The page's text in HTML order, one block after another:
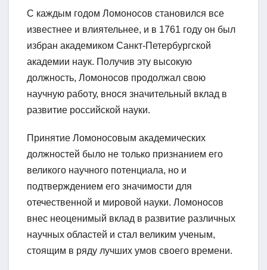
С каждым годом Ломоносов становился все
известнее и влиятельнее, и в 1761 году он был
избран академиком Санкт-Петербургской
академии наук. Получив эту высокую
должность, Ломоносов продолжал свою
научную работу, внося значительный вклад в
развитие российской науки.
Принятие Ломоносовым академических
должностей было не только признанием его
великого научного потенциала, но и
подтверждением его значимости для
отечественной и мировой науки. Ломоносов
внес неоценимый вклад в развитие различных
научных областей и стал великим ученым,
стоящим в ряду лучших умов своего времени.